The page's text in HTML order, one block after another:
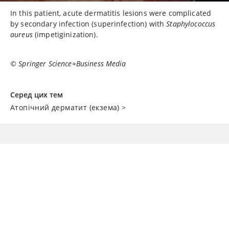
In this patient, acute dermatitis lesions were complicated
by secondary infection (superinfection) withStaphylococcus
aureus(impetiginization).
© Springer Science+Business Media
Серед цих тем
Атопічний дерматит (екзема) >